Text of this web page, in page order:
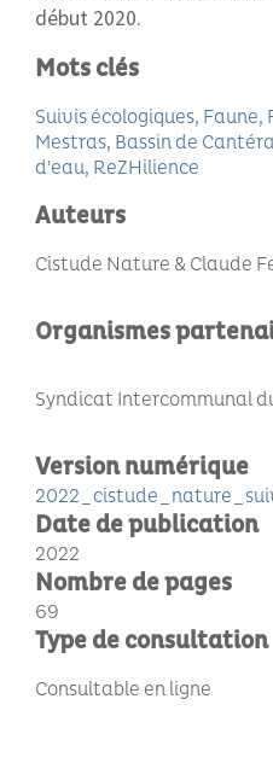
début 2020.
Mots clés
Suivis écologiques Faune
Mestras Bassin de
d'eau ReZHilience
Auteurs
Cistude Nature & Claude
Organismes
Syndicat Intercommunal
Version numérique
Date de publication
2022
Nombre de pages
69
Type de consultation
Consultable en ligne